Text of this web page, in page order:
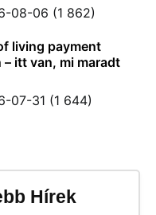
08-06 (1 862)
living payment
itt van, mi maradt
07-31 (1 644)
Hírek